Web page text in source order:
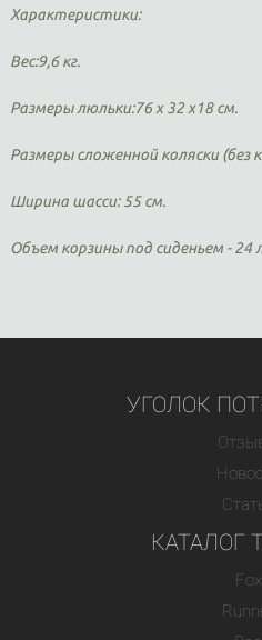
Характеристики:
Вес:9,6 кг.
Размеры люльки:76 х 32 х18 см.
Размеры сложенной коляски (без
Ширина шасси: 55 см.
Объем корзины под сиденьем - 24
УГОЛОК
КАТАЛОГ
Fox